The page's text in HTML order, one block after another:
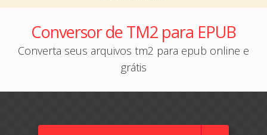
Conversor de TM2 para EPUB
Converta seus arquivos tm2 para epub online e
grátis